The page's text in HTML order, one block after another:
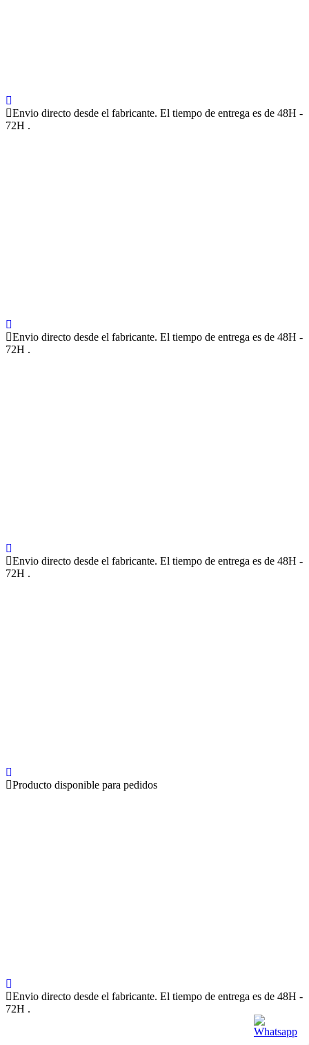
Envio directo desde el fabricante. El tiempo de entrega es de 48H -
72H .
Envio directo desde el fabricante. El tiempo de entrega es de 48H -
72H .
Envio directo desde el fabricante. El tiempo de entrega es de 48H -
72H .
Producto disponible para pedidos
Envio directo desde el fabricante. El tiempo de entrega es de 48H -
72H .